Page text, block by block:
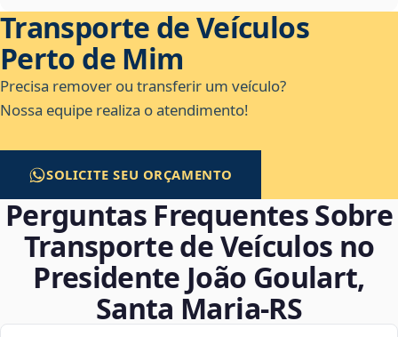
Transporte de Veículos
Perto de Mim
Precisa remover ou transferir um veículo?
Nossa equipe realiza o atendimento!
SOLICITE SEU ORÇAMENTO
Perguntas Frequentes Sobre
Transporte de Veículos no
Presidente João Goulart,
Santa Maria‑RS